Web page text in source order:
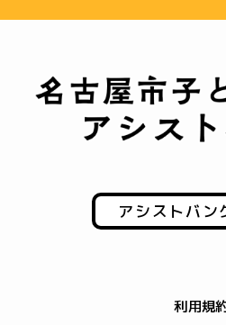
アシストバン
利用規